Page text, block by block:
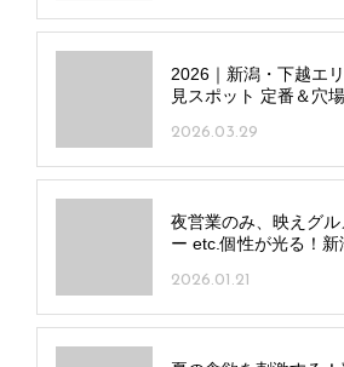
2026｜新潟・下越エ
見スポット 定番＆穴
2026.03.29
夜営業のみ、映えグル
ー etc.個性が光る！
2026.01.21